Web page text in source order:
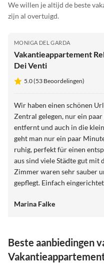
We willen je altijd de beste
zijn al overtuigd.
MONIGA DEL GARDA
Vakantieappartement
Dei Venti
5.0 (53 Beoordelingen)
Wir haben einen schönen
Zentral gelegen, nur ein
entfernt und auch in die
geht man nur ein paar
ruhig, perfekt für einen
aus sind viele Städte gut mit
Zimmer waren sehr sauber
gepflegt. Einfach
Kleiderschrank ist für 2
hat es uns nicht gestört die
Als Paar ohne Kinder,
Zimmer oder der Terrasse
Marina Falke
Beste aanbiedingen